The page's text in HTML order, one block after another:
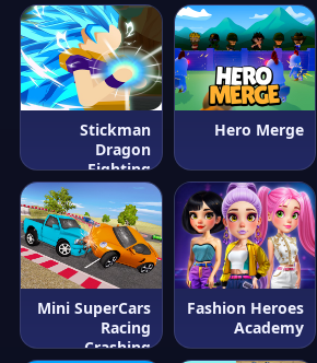
Hero Merge
Stickman
Dragon
Fighting
Fashion Heroes
Academy
Mini SuperCars
Racing
Crashing